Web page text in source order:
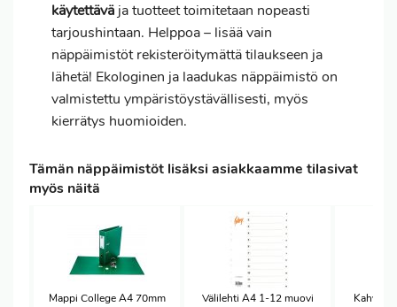
käytettävä ja tuotteet toimitetaan nopeasti
tarjoushintaan. Helppoa – lisää vain
näppäimistöt rekisteröitymättä tilaukseen ja
lähetä! Ekologinen ja laadukas näppäimistö on
valmistettu ympäristöystävällisesti, myös
kierrätys huomioiden.
Tämän näppäimistöt lisäksi asiakkaamme tilasivat
myös näitä
Mappi College A4 70mm
Välilehti A4 1-12 muovi